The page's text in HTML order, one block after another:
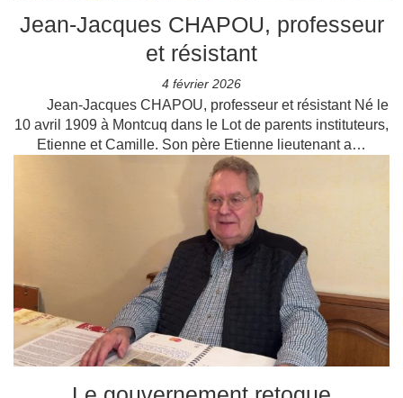
Jean-Jacques CHAPOU, professeur
et résistant
4 février 2026
Jean-Jacques CHAPOU, professeur et résistant Né le
10 avril 1909 à Montcuq dans le Lot de parents instituteurs,
Etienne et Camille. Son père Etienne lieutenant a…